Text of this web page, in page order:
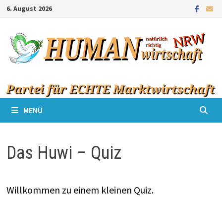
Zum
springen
6. August 2026
MENÜ
Das Huwi – Quiz
Willkommen zu einem kleinen Quiz.